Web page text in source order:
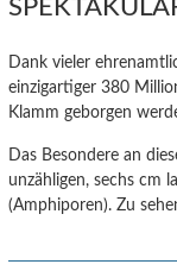
Dank vieler
einzigartiger 380
Klamm geborgen
Das Besondere an
unzähligen, sechs cm
(Amphiporen). Zu